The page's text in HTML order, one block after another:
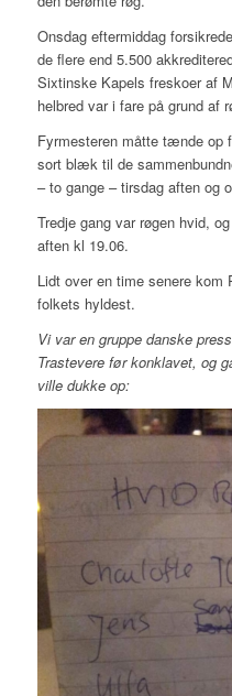
Onsdag eftermiddag
de flere end 5.500
Sixtinske Kapels freskoer af
helbred var i fare på grund af
Fyrmesteren måtte tænde op
sort blæk til de
– to gange – tirsdag aften og
Tredje gang var røgen hvid,
aften kl 19.06.
Lidt over en time senere kom
folkets hyldest.
Vi var en gruppe danske
Trastevere før konklavet, og
ville dukke op: